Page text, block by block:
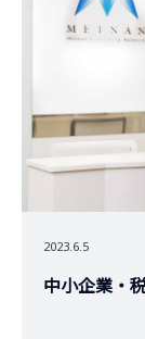
2023.6.5
中小企業・